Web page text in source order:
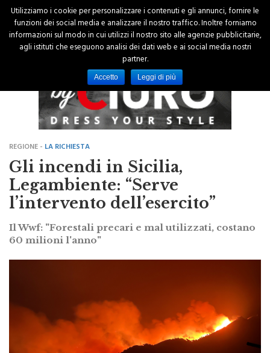
REGIONE - LA RICHIESTA
Gli incendi in Sicilia,
Legambiente: “Serve
l’intervento dell’esercito”
Il Wwf: "Forestali precari e mal utilizzati, costano
60 milioni l'anno"
Utilizziamo i cookie per personalizzare i contenuti e gli annunci, fornire le
funzioni dei social media e analizzare il nostro traffico. Inoltre forniamo
informazioni sul modo in cui utilizzi il nostro sito alle agenzie pubblicitarie,
agli istituti che eseguono analisi dei dati web e ai social media nostri
partner.
Accetto Leggi di più